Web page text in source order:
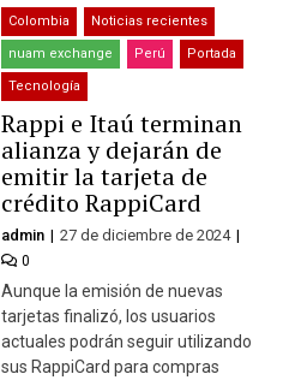
Colombia Noticias recientes
nuam exchange Perú Portada
Tecnología
Rappi e Itaú terminan
alianza y dejarán de
emitir la tarjeta de
crédito RappiCard
admin 27 de diciembre de 2024
0
Aunque la emisión de nuevas
tarjetas finalizó, los usuarios
actuales podrán seguir utilizando
sus RappiCard para compras